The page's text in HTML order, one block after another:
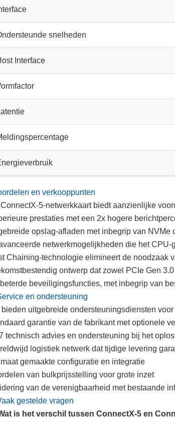
snelheden
Interface
en verkooppunten
5-netwerkkaart biedt aanzienlijke
prestaties met een 2x hogere
opslag-afladen met inbegrip van NVMe
netwerkmogelijkheden die het
Chaining-technologie elimineert de noodzaak
ontwerp dat zowel PCIe Gen
beveiligingsfuncties, met inbegrip van
en ondersteuning
uitgebreide ondersteuningsdiensten
garantie van de fabrikant met optionele
technisch advies en ondersteuning bij het
logistiek netwerk dat tijdige levering
gemaakte configuratie en integratie
van bulkprijsstelling voor grote inzet
van de verenigbaarheid met bestaande
gestelde vragen
is het verschil tussen ConnectX-5 en